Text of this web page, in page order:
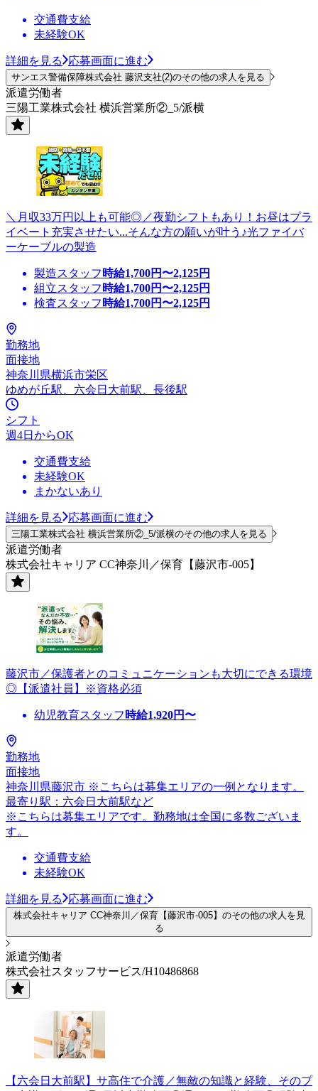
交通費支給
未経験OK
詳細を見る 応募画面に進む
サンエス警備保障株式会社 藤沢支社(2)のその他の求人を見る
派遣労働者
三陽工業株式会社 横浜営業所②_5/派横
＼月収33万円以上も可能◎／夜勤シフトもあり！お昼はプラ
イベート充実させたい...そんな方の願いが叶う♪光ファイバ
ーケーブルの製造
製造スタッフ 時給1,700円〜2,125円
組立スタッフ 時給1,700円〜2,125円
検査スタッフ 時給1,700円〜2,125円
勤務地
面接地
神奈川県横浜市栄区
ゆめが丘駅、六会日大前駅、長後駅
シフト
週4日からOK
交通費支給
未経験OK
まかないあり
詳細を見る 応募画面に進む
三陽工業株式会社 横浜営業所②_5/派横のその他の求人を見る
派遣労働者
株式会社キャリア CC神奈川／保育【藤沢市-005】
藤沢市／保護者とのコミュニケーションも大切にできる環境
◎【派遣社員】※資格必須
幼児教育スタッフ 時給1,920円〜
勤務地
面接地
神奈川県藤沢市 ※こちらは募集エリアの一例となります。
最寄り駅：六会日大前駅など
※こちらは募集エリアです。勤務地は全国に多数ございま
す。
交通費支給
未経験OK
詳細を見る 応募画面に進む
株式会社キャリア CC神奈川／保育【藤沢市-005】のその他の求人を見
る
派遣労働者
株式会社スタッフサービス/H10486868
【六会日大前駅】サ高住で介護／無敵の知識と経験、そのプ